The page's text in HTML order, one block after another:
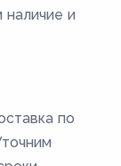
наличие и
по